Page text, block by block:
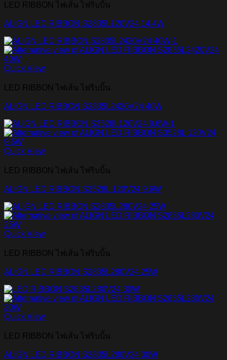
LED RIBBON ไฟเส้น ไฟริบบิ้น
ALIGN LED RIBBON S2835L120V24 14.4W
Quick View
LED RIBBON ไฟเส้น ไฟริบบิ้น
ALIGN LED RIBBON S2835L2420V24 40W
Quick View
LED RIBBON ไฟเส้น ไฟริบบิ้น
ALIGN LED RIBBON S3528L 120V24 9.6W
Quick View
LED RIBBON ไฟเส้น ไฟริบบิ้น
ALIGN LED RIBBON S2835L280V24 25W
Quick View
LED RIBBON ไฟเส้น ไฟริบบิ้น
ALIGN LED RIBBON S2835L280V24 30W